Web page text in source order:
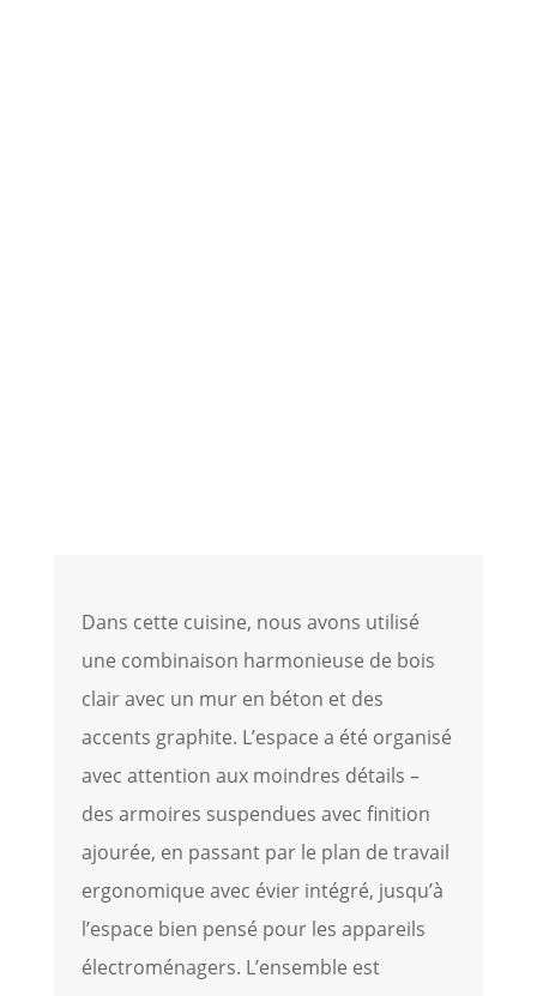
Dans cette cuisine, nous avons utilisé
une combinaison harmonieuse de bois
clair avec un mur en béton et des
accents graphite. L’espace a été organisé
avec attention aux moindres détails –
des armoires suspendues avec finition
ajourée, en passant par le plan de travail
ergonomique avec évier intégré, jusqu’à
l’espace bien pensé pour les appareils
électroménagers. L’ensemble est